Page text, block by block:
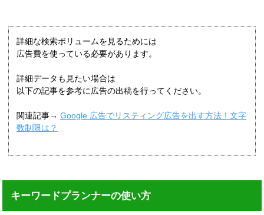
詳細な検索ボリュームを見るためには
広告費を使っている必要があります。
詳細データも見たい場合は
以下の記事を参考に広告の出稿を行ってください。
関連記事→Google 広告でリスティング広告を出す方法！文字
数制限は？
キーワードプランナーの使い方